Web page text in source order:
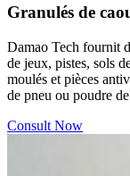
Granulés de
Damao Tech fournit
de jeux, pistes, sols
moulés et pièces
de pneu ou poudre
Consult Now